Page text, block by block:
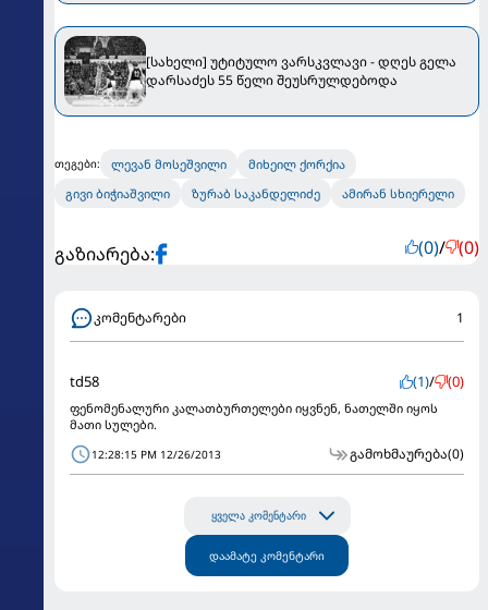
[სახელი] უტიტულო ვარსკვლავი - დღეს გელა
დარსაძეს 55 წელი შეუსრულდებოდა
თეგები: ლევან მოსეშვილი
მიხეილ ქორქია
გივი ბიჭიაშვილი
ზურაბ საკანდელიძე ამირან სხიერელი
გაზიარება: (0)/ (0)
კომენტარები 1
td58 (1)/ (0)
ფენომენალური კალათბურთელები იყვნენ, ნათელში იყოს
მათი სულები.
12:28:15 PM 12/26/2013 გამოხმაურება(0)
ყველა კომენტარი
დაამატე კომენტარი